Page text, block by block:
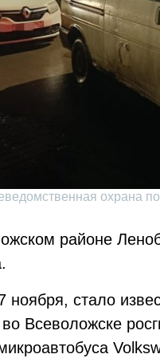
охрана
районе
ноября, стало
во Всеволожске